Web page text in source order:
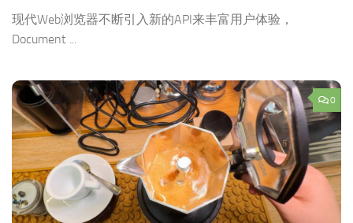
现代Web浏览器不断引入新的API来丰富用户体验，
Document ...
0